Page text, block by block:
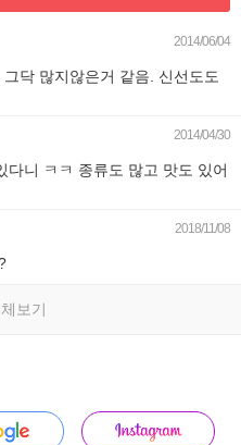
2014/06/04
닥 많지않은거 같음. 신선도도
2014/04/30
다니 ㅋㅋ 종류도 많고 맛도 있어
2018/11/08
보기